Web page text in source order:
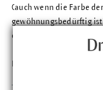
(auch wenn die Farbe
gewöhnungsbedürftig
ein netter Zusatz. Für
Findest du diese